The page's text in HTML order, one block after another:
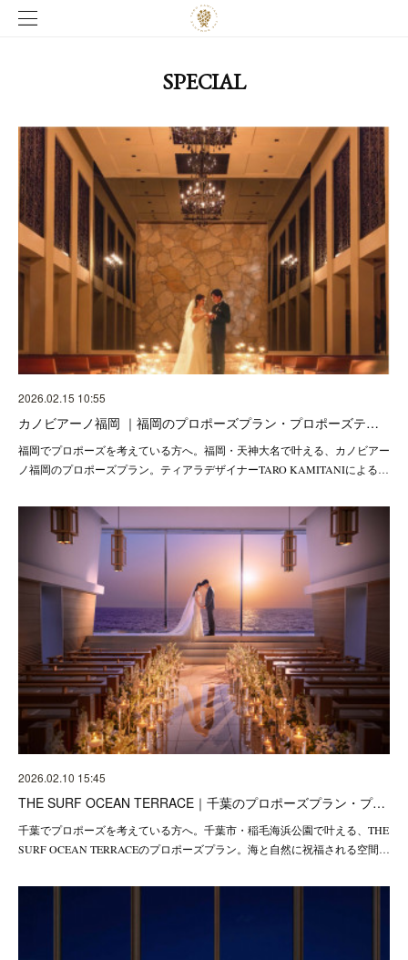
SPECIAL
2026.02.15 10:55
カノビアーノ福岡 ｜福岡のプロポーズプラン・プロポーズテ…
福岡でプロポーズを考えている方へ。福岡・天神大名で叶える、カノビアー
ノ福岡のプロポーズプラン。ティアラデザイナーTARO KAMITANIによる…
2026.02.10 15:45
THE SURF OCEAN TERRACE｜千葉のプロポーズプラン・プ…
千葉でプロポーズを考えている方へ。千葉市・稲毛海浜公園で叶える、THE
SURF OCEAN TERRACEのプロポーズプラン。海と自然に祝福される空間…